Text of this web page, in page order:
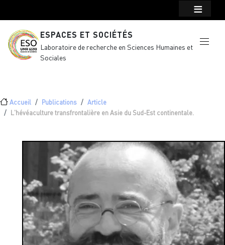
ESPACES ET SOCIÉTÉS
Laboratoire de recherche en Sciences Humaines et
Sociales
Fil d'Ariane
Accueil Publications
Article
L'hévéaculture transfrontalière en Asie du Sud-Est continentale.